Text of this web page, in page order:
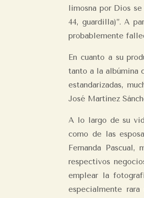
limosna por Dios
44, guardilla)”. A
probablemente
En cuanto a su
tanto a la albúmina
estandarizadas,
José Martínez
A lo largo de su
como de las
Fernanda
respectivos
emplear la
especialmente